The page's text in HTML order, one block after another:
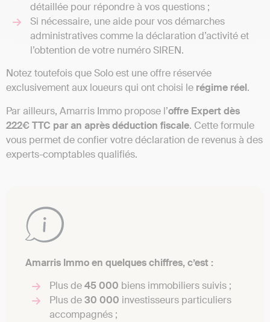
détaillée pour répondre à vos questions ;
Si nécessaire, une aide pour vos démarches
administratives comme la déclaration d’activité et
l’obtention de votre numéro SIREN.
Notez toutefois que Solo est une offre réservée
exclusivement aux loueurs qui ont choisi le régime réel.
Par ailleurs, Amarris Immo propose l’offre Expert dès
222€ TTC par an après déduction fiscale. Cette formule
vous permet de confier votre déclaration de revenus à des
experts-comptables qualifiés.
Amarris Immo en quelques chiffres, c’est :
Plus de45 000 biens immobiliers suivis ;
Plus de30 000 investisseurs particuliers
accompagnés ;